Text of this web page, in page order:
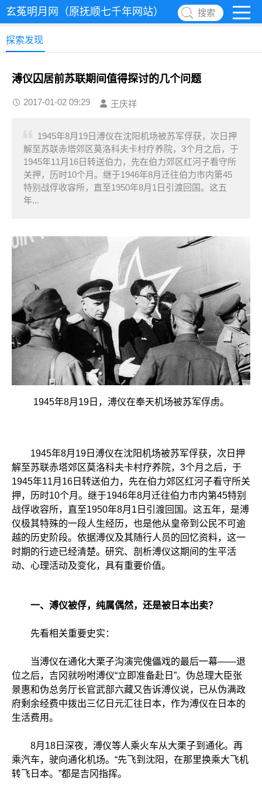
玄菟明月网（原抚顺七千年网站） 搜索
探索发现
溥仪囚居前苏联期间值得探讨的几个问题
2017-01-02 09:29 王庆祥
1945年8月19日溥仪在沈阳机场被苏军俘获，次日押
解至苏联赤塔郊区莫洛科夫卡村疗养院，3个月之后，于
1945年11月16日转送伯力，先在伯力郊区红河子看守所
关押，历时10个月。继于1946年8月迁往伯力市内第45
特别战俘收容所，直至1950年8月1日引渡回国。这五
年...
1945年8月19日，溥仪在奉天机场被苏军俘虏。
1945年8月19日溥仪在沈阳机场被苏军俘获，次日押
解至苏联赤塔郊区莫洛科夫卡村疗养院，3个月之后，于
1945年11月16日转送伯力，先在伯力郊区红河子看守所关
押，历时10个月。继于1946年8月迁往伯力市内第45特别
战俘收容所，直至1950年8月1日引渡回国。这五年，是溥
仪极其特殊的一段人生经历，也是他从皇帝到公民不可逾
越的历史阶段。依据溥仪及其随行人员的回忆资料，这一
时期的行迹已经清楚。研究、剖析溥仪这期间的生平活
动、心理活动及变化，具有重要价值。
一、溥仪被俘，纯属偶然，还是被日本出卖？
先看相关重要史实：
当溥仪在通化大栗子沟演完傀儡戏的最后一幕——退
位之后，吉冈就吩咐溥仪“立即准备赴日”。伪总理大臣张
景惠和伪总务厅长官武部六藏又告诉溥仪说，已从伪满政
府剩余经费中拨出三亿日元汇往日本，作为溥仪在日本的
生活费用。
8月18日深夜，溥仪等人乘火车从大栗子到通化。再
乘汽车，驶向通化机场。“先飞到沈阳，在那里换乘大飞机
转飞日本。”都是吉冈指挥。